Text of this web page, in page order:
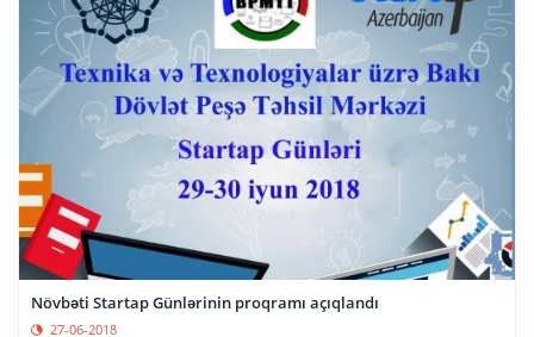
Növbəti Startap Günlərinin proqramı açıqlandı
27-06-2018